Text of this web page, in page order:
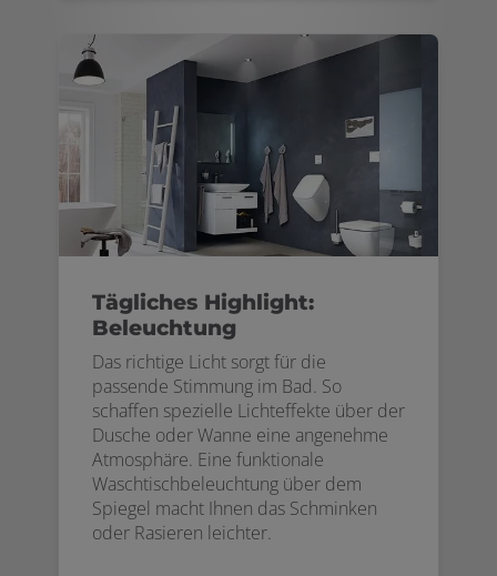
Tägliches Highlight:
Beleuchtung
Das richtige Licht sorgt für die
passende Stimmung im Bad. So
schaffen spezielle Lichteffekte über der
Dusche oder Wanne eine angenehme
Atmosphäre. Eine funktionale
Waschtischbeleuchtung über dem
Spiegel macht Ihnen das Schminken
oder Rasieren leichter.